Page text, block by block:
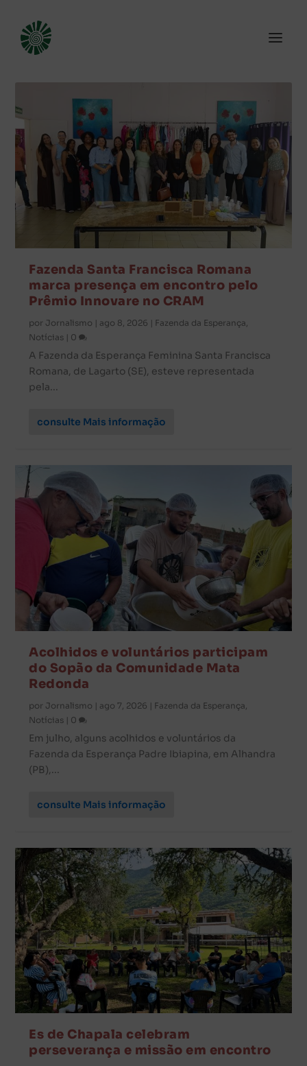
Fazenda Santa Francisca Romana
marca presença em encontro pelo
Prêmio Innovare no CRAM
por Jornalismo | ago 8, 2026 | Fazenda da Esperança
Notícias | 0
A Fazenda da Esperança Feminina Santa Francisca
Romana, de Lagarto (SE), esteve representada
pela...
consulte Mais informação
Acolhidos e voluntários participam
do Sopão da Comunidade Mata
Redonda
por Jornalismo | ago 7, 2026 | Fazenda da Esperança
Notícias | 0
Em julho, alguns acolhidos e voluntários da
Fazenda da Esperança Padre Ibiapina, em Alhandra
(PB),...
consulte Mais informação
Es de Chapala celebram
perseverança e missão em encontro